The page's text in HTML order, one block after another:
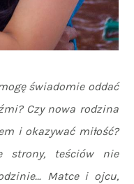
świadomie oddać
Czy nowa rodzina
i okazywać miłość?
strony, teściów nie
Matce i ojcu,